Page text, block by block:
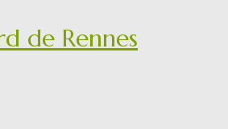
de Rennes